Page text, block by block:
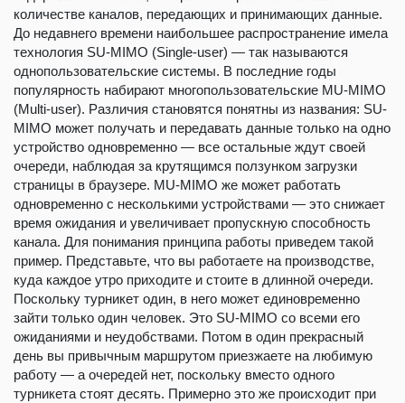
количестве каналов, передающих и принимающих данные.
До недавнего времени наибольшее распространение имела
технология SU-MIMO (Single-user) — так называются
однопользовательские системы. В последние годы
популярность набирают многопользовательские MU-MIMO
(Multi-user). Различия становятся понятны из названия: SU-
MIMO может получать и передавать данные только на одно
устройство одновременно — все остальные ждут своей
очереди, наблюдая за крутящимся ползунком загрузки
страницы в браузере. MU-MIMO же может работать
одновременно с несколькими устройствами — это снижает
время ожидания и увеличивает пропускную способность
канала. Для понимания принципа работы приведем такой
пример. Представьте, что вы работаете на производстве,
куда каждое утро приходите и стоите в длинной очереди.
Поскольку турникет один, в него может единовременно
зайти только один человек. Это SU-MIMO со всеми его
ожиданиями и неудобствами. Потом в один прекрасный
день вы привычным маршрутом приезжаете на любимую
работу — а очередей нет, поскольку вместо одного
турникета стоят десять. Примерно это же происходит при